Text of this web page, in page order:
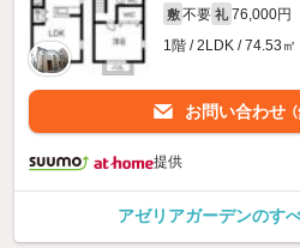
敷 不要 礼 76,000円
1階 / 2LDK / 74.53㎡
お問い合わせ
提供
アゼリアガーデンのす